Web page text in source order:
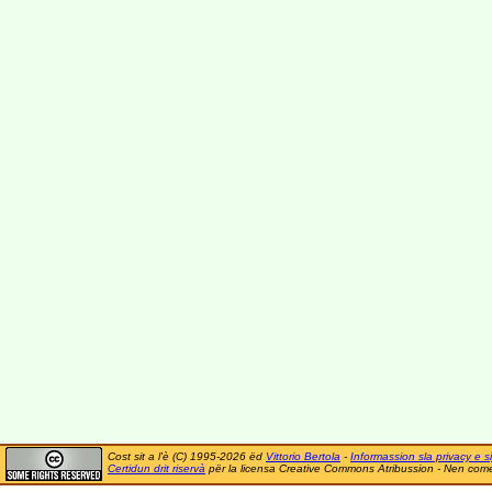
Cost sit a l'è (C) 1995-2026 ëd Vittorio Bertola - Informassion sla privacy e
Certidun drit riservà për la licensa Creative Commons Atribussion - Nen